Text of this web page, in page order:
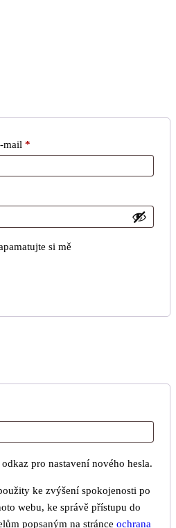
mail *
si mě
pro nastavení nového hesla.
ke zvýšení spokojenosti po
webu, ke správě přístupu do
popsaným na stránce ochrana